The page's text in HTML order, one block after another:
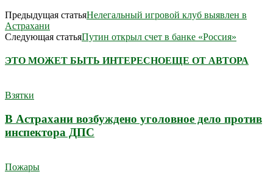
Предыдущая статьяНелегальный игровой клуб выявлен в
Астрахани
Следующая статьяПутин открыл счет в банке «Россия»
ЭТО МОЖЕТ БЫТЬ ИНТЕРЕСНОЕЩЕ ОТ АВТОРА
Взятки
В Астрахани возбуждено уголовное дело против
инспектора ДПС
Пожары